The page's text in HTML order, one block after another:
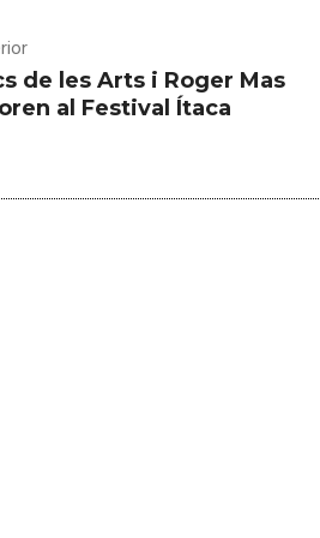
de les Arts i Roger Mas
al Festival Ítaca